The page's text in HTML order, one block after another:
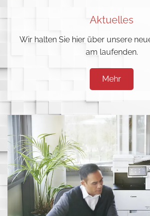
Aktuelles
Wir halten Sie hier über unsere
am laufenden.
Mehr